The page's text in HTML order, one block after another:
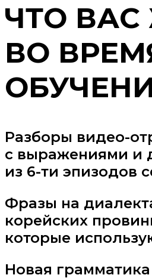
ЧТО
ВО
Разборы видео-
с выражениями и
из 6-ти эпизодов
Фразы на
корейских
которые
Новая грамматика